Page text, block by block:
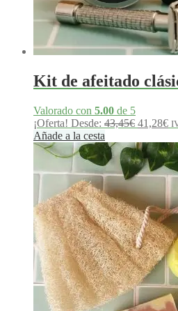
Kit de afeitado
Valorado con 5.00 de 5
¡Oferta! Desde: 43,45€ El
original
era:
43,45€.
41,28€El
es:
Añade a la cesta